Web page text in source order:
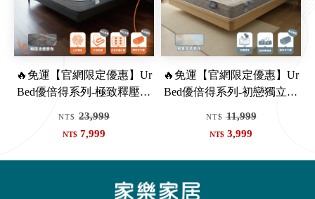
🔥免運【官網限定優惠】Ur
Bed優倍得系列-極致釋壓五
NT$ 23,999
NT$ 7,999
🔥免運【官網限定優惠】Ur
Bed優倍得系列-初戀獨立筒
NT$ 11,999
NT$ 3,999